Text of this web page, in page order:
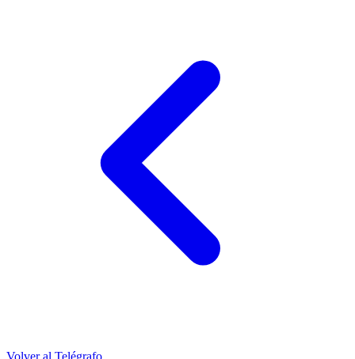
Volver al Telégrafo